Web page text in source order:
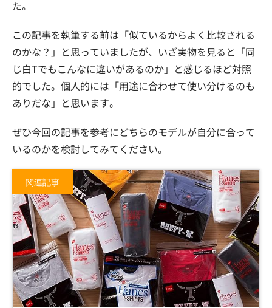
た。
この記事を執筆する前は「似ているからよく比較される
のかな？」と思っていましたが、いざ実物を見ると「同
じ白Tでもこんなに違いがあるのか」と感じるほど対照
的でした。個人的には「用途に合わせて使い分けるのも
ありだな」と思います。
ぜひ今回の記事を参考にどちらのモデルが自分に合って
いるのかを検討してみてください。